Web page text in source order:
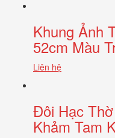
Khung Ảnh
52cm Màu
Liên hệ
Đôi Hạc
Khảm Tam